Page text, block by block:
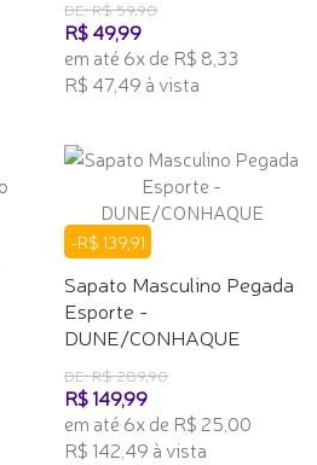
DE: R$ 59,90
R$ 49,99
em até 6x de R$ 8,33
R$ 47,49 à vista
-R$ 139,91
Sapato Masculino Pegada
Esporte -
DUNE/CONHAQUE
DE: R$ 289,90
R$ 149,99
em até 6x de R$ 25,00
R$ 142,49 à vista